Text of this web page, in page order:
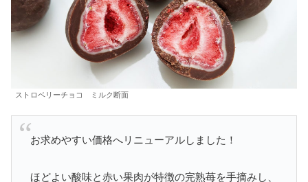
ストロベリーチョコ ミルク断面
お求めやすい価格へリニューアルしました！
ほどよい酸味と赤い果肉が特徴の完熟苺を手摘みし、